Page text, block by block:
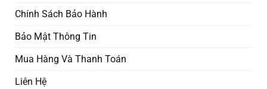
Chính Sách Bảo Hành
Bảo Mật Thông Tin
Mua Hàng Và Thanh Toán
Liên Hệ